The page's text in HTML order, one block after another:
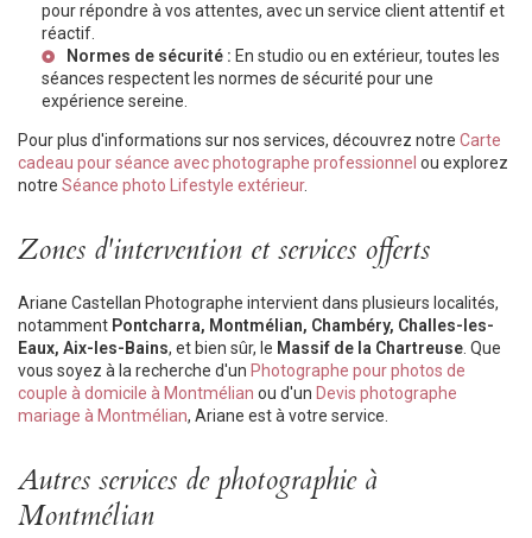
pour répondre à vos attentes, avec un service client attentif et
réactif.
Normes de sécurité : En studio ou en extérieur, toutes les
séances respectent les normes de sécurité pour une
expérience sereine.
Pour plus d'informations sur nos services, découvrez notre Carte
cadeau pour séance avec photographe professionnel ou explorez
notre Séance photo Lifestyle extérieur.
Zones d'intervention et services offerts
Ariane Castellan Photographe intervient dans plusieurs localités,
notamment Pontcharra, Montmélian, Chambéry, Challes-les-
Eaux, Aix-les-Bains, et bien sûr, le Massif de la Chartreuse . Que
vous soyez à la recherche d'un Photographe pour photos de
couple à domicile à Montmélian ou d'un Devis photographe
mariage à Montmélian, Ariane est à votre service.
Autres services de photographie à
Montmélian